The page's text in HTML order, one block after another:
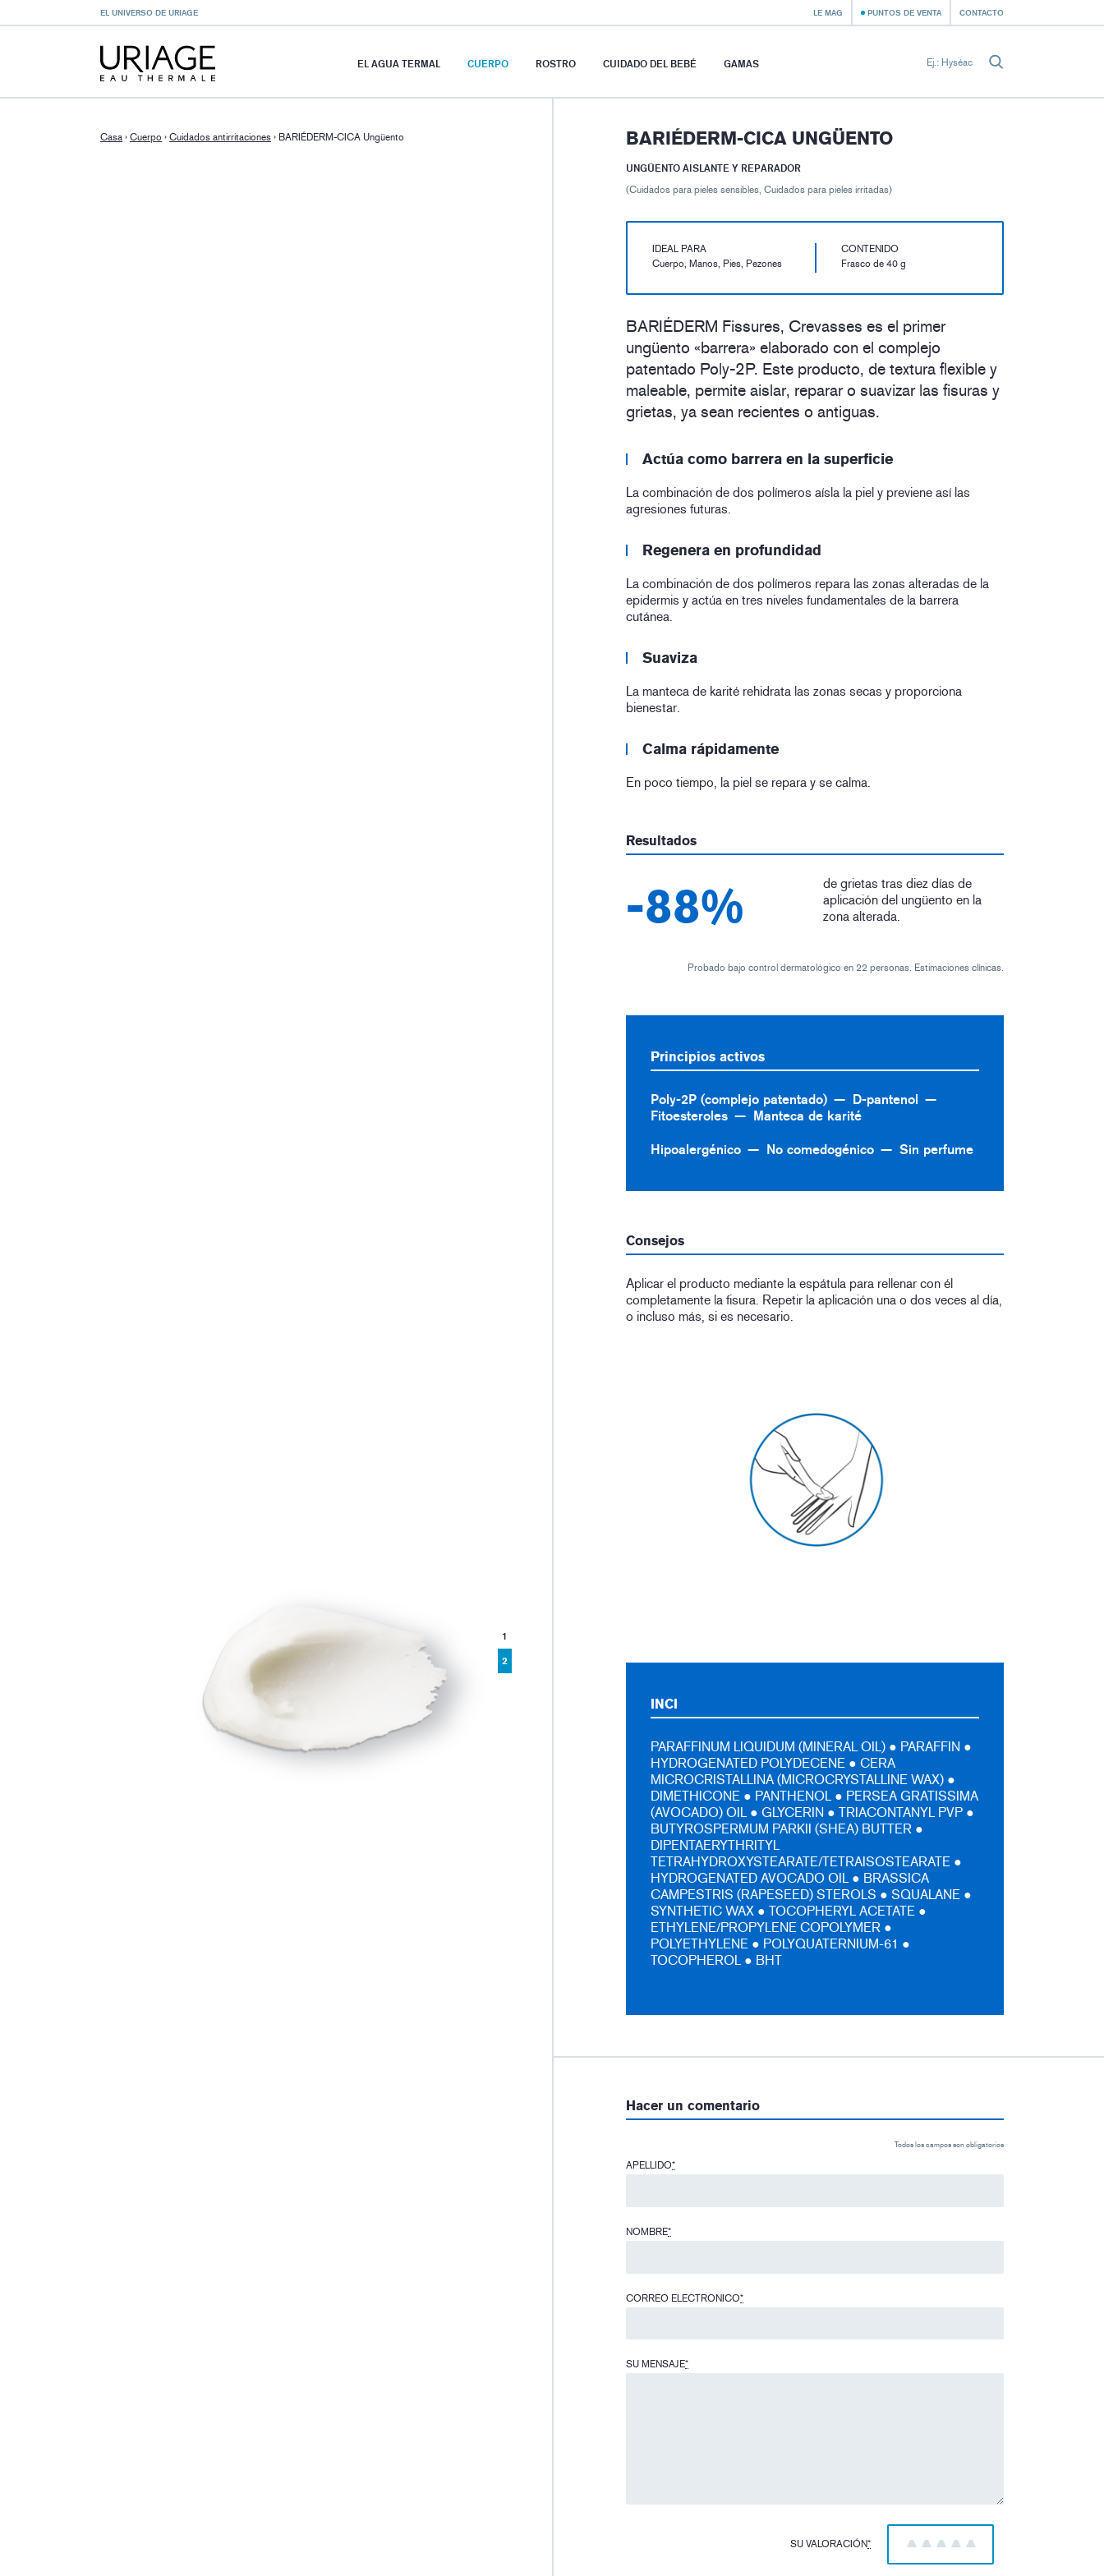
EL UNIVERSO DE URIAGE LE MAG PUNTOS DE VENTA CONTACTO
EL AGUA TERMAL CUERPO ROSTRO CUIDADO DEL BEBÉ GAMAS
Casa › Cuerpo › Cuidados antirritaciones › BARIÉDERM-CICA Ungüento BARIÉDERM-CICA UNGÜENTO
UNGÜENTO AISLANTE Y REPARADOR
(Cuidados para pieles sensibles, Cuidados para pieles irritadas)
1
2
IDEAL PARA
Cuerpo, Manos, Pies, Pezones
CONTENIDO
Frasco de 40 g
BARIÉDERM Fissures, Crevasses es el primer
ungüento «barrera» elaborado con el complejo
patentado Poly-2P. Este producto, de textura flexible y
maleable, permite aislar, reparar o suavizar las fisuras y
grietas, ya sean recientes o antiguas.
Actúa como barrera en la superficie
La combinación de dos polímeros aísla la piel y previene así las
agresiones futuras.
Regenera en profundidad
La combinación de dos polímeros repara las zonas alteradas de la
epidermis y actúa en tres niveles fundamentales de la barrera
cutánea.
Suaviza
La manteca de karité rehidrata las zonas secas y proporciona
bienestar.
Calma rápidamente
En poco tiempo, la piel se repara y se calma.
Resultados
-88%
de grietas tras diez días de
aplicación del ungüento en la
zona alterada.
Probado bajo control dermatológico en 22 personas. Estimaciones clínicas.
Principios activos
Poly-2P (complejo patentado)
D-pantenol
Fitoesteroles
Manteca de karité
Hipoalergénico No comedogénico Sin perfume
Consejos
Aplicar el producto mediante la espátula para rellenar con él
completamente la fisura. Repetir la aplicación una o dos veces al día,
o incluso más, si es necesario.
INCI
PARAFFINUM LIQUIDUM (MINERAL OIL) ● PARAFFIN ●
HYDROGENATED POLYDECENE ● CERA
MICROCRISTALLINA (MICROCRYSTALLINE WAX) ●
DIMETHICONE ● PANTHENOL ● PERSEA GRATISSIMA
(AVOCADO) OIL ● GLYCERIN ● TRIACONTANYL PVP ●
BUTYROSPERMUM PARKII (SHEA) BUTTER ●
DIPENTAERYTHRITYL
TETRAHYDROXYSTEARATE/TETRAISOSTEARATE ●
HYDROGENATED AVOCADO OIL ● BRASSICA
CAMPESTRIS (RAPESEED) STEROLS ● SQUALANE ●
SYNTHETIC WAX ● TOCOPHERYL ACETATE ●
ETHYLENE/PROPYLENE COPOLYMER ●
POLYETHYLENE ● POLYQUATERNIUM-61 ●
TOCOPHEROL ● BHT
Hacer un comentario
Todos los campos son obligatorios
APELLIDO*
NOMBRE*
CORREO ELECTRONICO*
SU MENSAJE*
SU VALORACIÓN* 5
4
3
2
1